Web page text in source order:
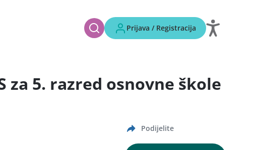
Prijava / Registracija
5. razred osnovne škole
Podijelite